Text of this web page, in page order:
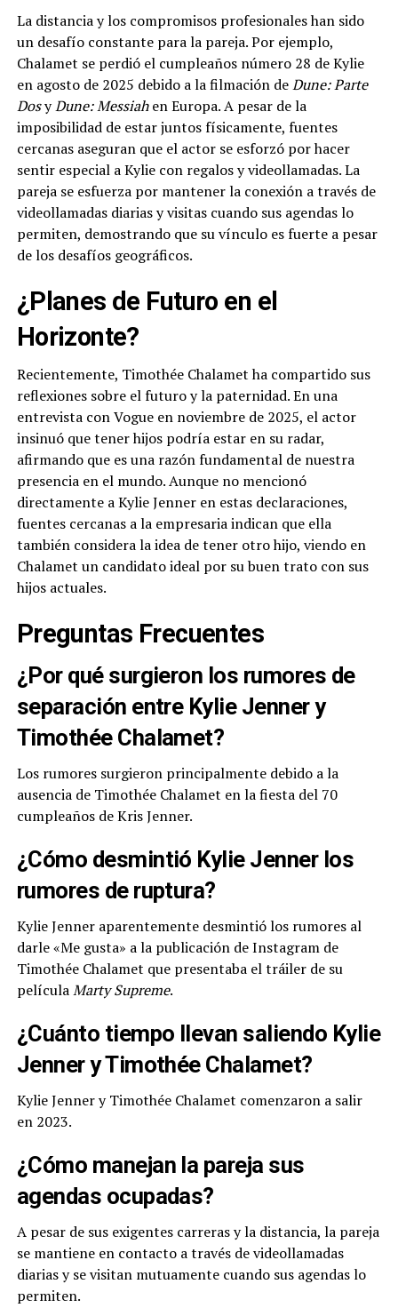
La distancia y los compromisos profesionales han sido
un desafío constante para la pareja. Por ejemplo,
Chalamet se perdió el cumpleaños número 28 de Kylie
en agosto de 2025 debido a la filmación deDune: Parte
DosyDune: Messiahen Europa. A pesar de la
imposibilidad de estar juntos físicamente, fuentes
cercanas aseguran que el actor se esforzó por hacer
sentir especial a Kylie con regalos y videollamadas. La
pareja se esfuerza por mantener la conexión a través de
videollamadas diarias y visitas cuando sus agendas lo
permiten, demostrando que su vínculo es fuerte a pesar
de los desafíos geográficos.
¿Planes de Futuro en el
Horizonte?
Recientemente, Timothée Chalamet ha compartido sus
reflexiones sobre el futuro y la paternidad. En una
entrevista con Vogue en noviembre de 2025, el actor
insinuó que tener hijos podría estar en su radar,
afirmando que es una razón fundamental de nuestra
presencia en el mundo. Aunque no mencionó
directamente a Kylie Jenner en estas declaraciones,
fuentes cercanas a la empresaria indican que ella
también considera la idea de tener otro hijo, viendo en
Chalamet un candidato ideal por su buen trato con sus
hijos actuales.
Preguntas Frecuentes
¿Por qué surgieron los rumores de
separación entre Kylie Jenner y
Timothée Chalamet?
Los rumores surgieron principalmente debido a la
ausencia de Timothée Chalamet en la fiesta del 70
cumpleaños de Kris Jenner.
¿Cómo desmintió Kylie Jenner los
rumores de ruptura?
Kylie Jenner aparentemente desmintió los rumores al
darle «Me gusta» a la publicación de Instagram de
Timothée Chalamet que presentaba el tráiler de su
películaMarty Supreme.
¿Cuánto tiempo llevan saliendo Kylie
Jenner y Timothée Chalamet?
Kylie Jenner y Timothée Chalamet comenzaron a salir
en 2023.
¿Cómo manejan la pareja sus
agendas ocupadas?
A pesar de sus exigentes carreras y la distancia, la pareja
se mantiene en contacto a través de videollamadas
diarias y se visitan mutuamente cuando sus agendas lo
permiten.